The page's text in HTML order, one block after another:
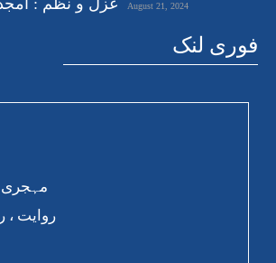
غزل و نظم : امجد August 21, 2024
فوری لنک
مہجری
روایت ،